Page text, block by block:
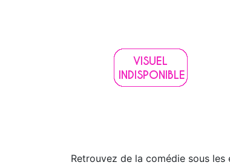
Retrouvez de la comédie sous